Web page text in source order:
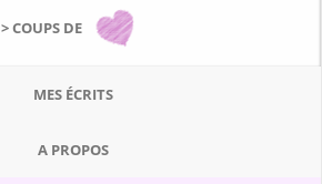
> COUPS DE
MES ÉCRITS
A PROPOS